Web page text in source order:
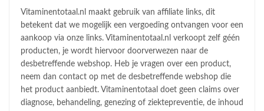
Vitaminentotaal.nl maakt gebruik van affiliate links, dit
betekent dat we mogelijk een vergoeding ontvangen voor een
aankoop via onze links. Vitaminentotaal.nl verkoopt zelf géén
producten, je wordt hiervoor doorverwezen naar de
desbetreffende webshop. Heb je vragen over een product,
neem dan contact op met de desbetreffende webshop die
het product aanbiedt. Vitaminentotaal doet geen claims over
diagnose, behandeling, genezing of ziektepreventie, de inhoud